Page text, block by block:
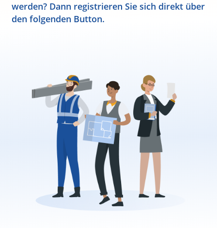
werden? Dann registrieren Sie sich direkt über
den folgenden Button.